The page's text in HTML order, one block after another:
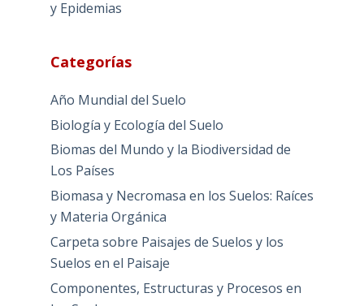
y Epidemias
Categorías
Año Mundial del Suelo
Biología y Ecología del Suelo
Biomas del Mundo y la Biodiversidad de
Los Países
Biomasa y Necromasa en los Suelos: Raíces
y Materia Orgánica
Carpeta sobre Paisajes de Suelos y los
Suelos en el Paisaje
Componentes, Estructuras y Procesos en